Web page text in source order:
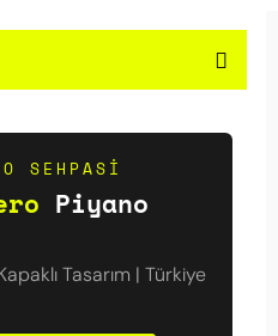
SEHPASI
Piyano
Tasarım | Türkiye